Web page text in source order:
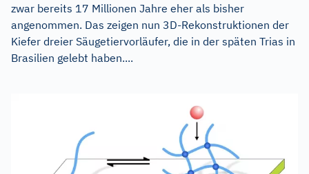
zwar bereits 17 Millionen Jahre eher als bisher
angenommen. Das zeigen nun 3D-Rekonstruktionen der
Kiefer dreier Säugetiervorläufer, die in der späten Trias in
Brasilien gelebt haben....